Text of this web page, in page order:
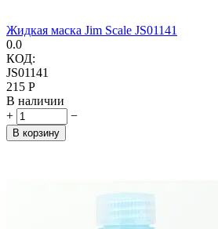
Жидкая маска Jim Scale JS01141
0.0
КОД:
JS01141
‍215‍ Р
В наличии
+
−
В корзину